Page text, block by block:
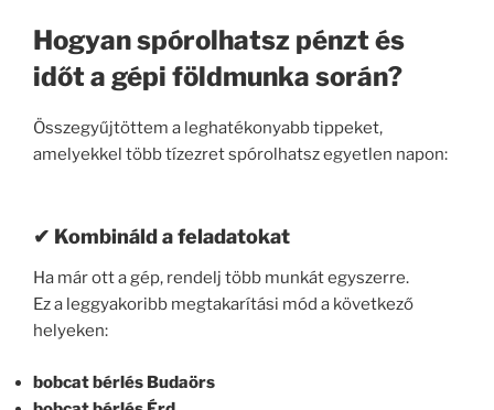
Hogyan spórolhatsz pénzt és
időt a gépi földmunka során?
Összegyűjtöttem a leghatékonyabb tippeket,
amelyekkel több tízezret spórolhatsz egyetlen napon:
✔ Kombináld a feladatokat
Ha már ott a gép, rendelj több munkát egyszerre.
Ez a leggyakoribb megtakarítási mód a következő
helyeken:
bobcat bérlés Budaörs